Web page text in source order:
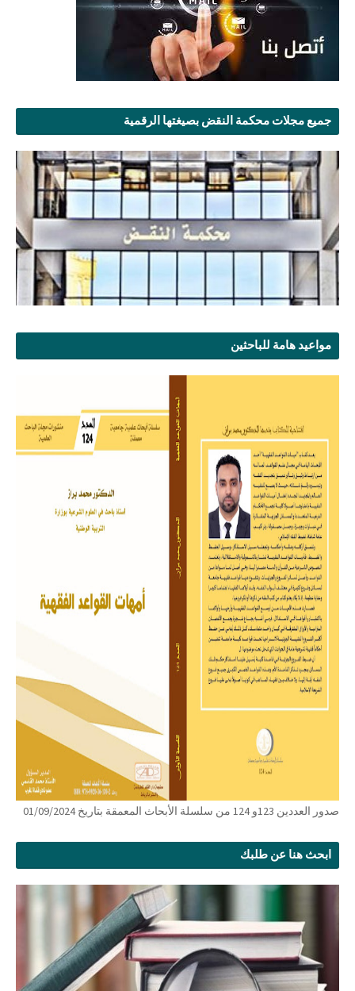
جميع مجلات محكمة النقض بصيغتها الرقمية
مواعيد هامة للباحثين
صدور العددين 123و 124 من سلسلة الأبحاث المعمقة بتاريخ 01/09/2024
ابحث هنا عن طلبك